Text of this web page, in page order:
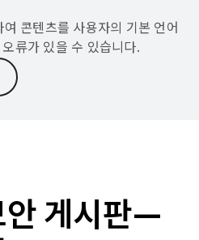
콘텐츠를 사용자의 기본 언어
류가 있을 수 있습니다.
게시판—